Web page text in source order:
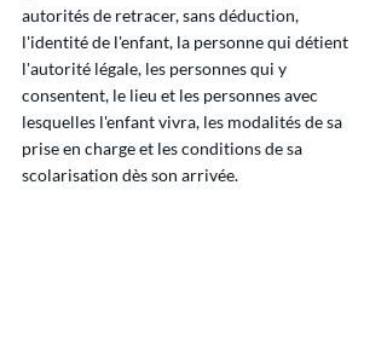
autorités de retracer, sans déduction,
l'identité de l'enfant, la personne qui détient
l'autorité légale, les personnes qui y
consentent, le lieu et les personnes avec
lesquelles l'enfant vivra, les modalités de sa
prise en charge et les conditions de sa
scolarisation dès son arrivée.